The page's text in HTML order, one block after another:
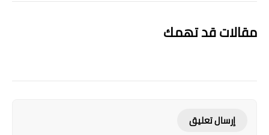
مقالات قد تهمك
إرسال تعليق